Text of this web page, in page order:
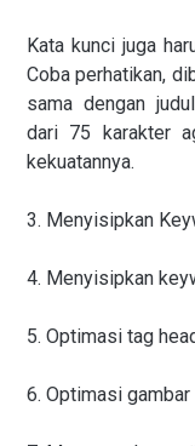
Kata kunci juga
Coba perhatikan,
sama dengan
dari 75 karakter
kekuatannya.
3. Menyisipkan
4. Menyisipkan
5. Optimasi tag
6. Optimasi gambar